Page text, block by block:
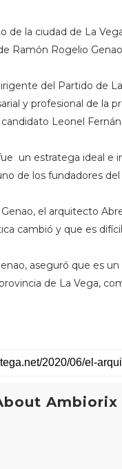
de la ciudad de La
Ramón Rogelio
del Partido de
y profesional de la
Leonel
un estratega ideal e
de los fundadores
el arquitecto
cambió y que es
aseguró que es
de La Vega,
Ambiorix